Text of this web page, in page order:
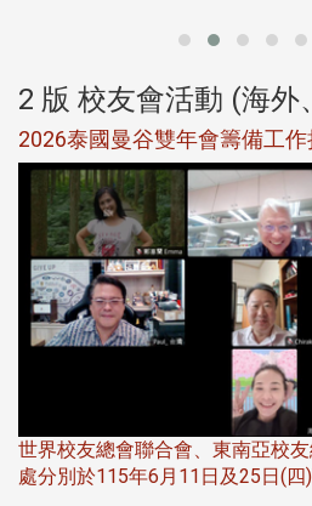
2 版 校友會活動 (海外
2026泰國曼谷雙年會籌備工作
世界校友總會聯合會、東南亞校
處分別於115年6月11日及25日(四)